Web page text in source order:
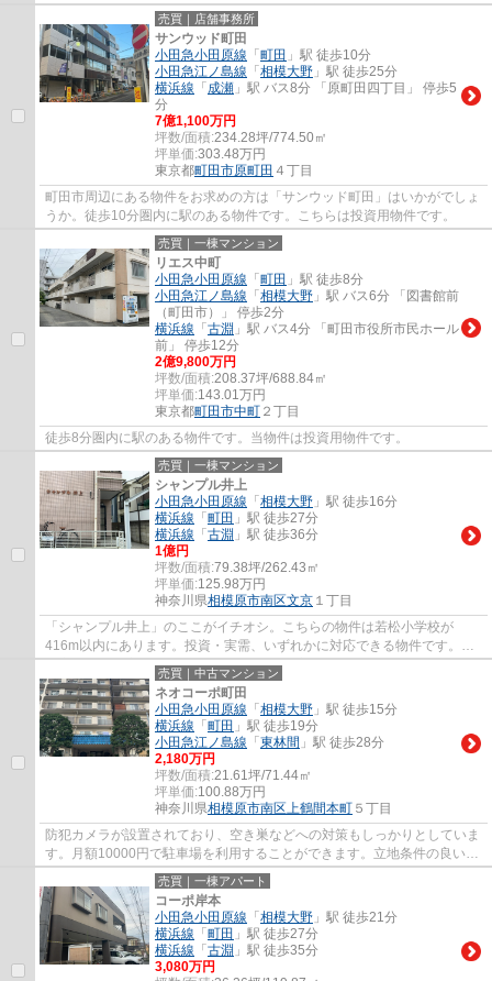
す。バルコニーが付いています。住んでいて心...
売買｜店舗事務所
サンウッド町田
小田急小田原線 「 町田 」駅 徒歩10分
小田急江ノ島線 「 相模大野 」駅 徒歩25分
横浜線 「 成瀬 」駅 バス8分 「原町田四丁目」 停歩5
分
7億1,100万円
坪数/面積:234.28坪/774.50㎡
坪単価:303.48万円
東京都町田市原町田 ４丁目
町田市周辺にある物件をお求めの方は「サンウッド町田」はいかがでしょ
うか。徒歩10分圏内に駅のある物件です。こちらは投資用物件です。
売買｜一棟マンション
リエス中町
小田急小田原線 「 町田 」駅 徒歩8分
小田急江ノ島線 「 相模大野 」駅 バス6分 「図書館前
（町田市）」 停歩2分
横浜線 「 古淵 」駅 バス4分 「町田市役所市民ホール
前」 停歩12分
2億9,800万円
坪数/面積:208.37坪/688.84㎡
坪単価:143.01万円
東京都町田市中町 ２丁目
徒歩8分圏内に駅のある物件です。当物件は投資用物件です。
売買｜一棟マンション
シャンプル井上
小田急小田原線 「 相模大野 」駅 徒歩16分
横浜線 「 町田 」駅 徒歩27分
横浜線 「 古淵 」駅 徒歩36分
1億円
坪数/面積:79.38坪/262.43㎡
坪単価:125.98万円
神奈川県相模原市南区文京 １丁目
「シャンプル井上」のここがイチオシ。こちらの物件は若松小学校が
416m以内にあります。投資・実需、いずれかに対応できる物件です。不
動産が投資に適しているかどうか判断の目安とし...
売買｜中古マンション
ネオコーポ町田
小田急小田原線 「 相模大野 」駅 徒歩15分
横浜線 「 町田 」駅 徒歩19分
小田急江ノ島線 「 東林間 」駅 徒歩28分
2,180万円
坪数/面積:21.61坪/71.44㎡
坪単価:100.88万円
神奈川県相模原市南区上鶴間本町 ５丁目
防犯カメラが設置されており、空き巣などへの対策もしっかりとしていま
す。月額10000円で駐車場を利用することができます。立地条件の良い中
古マンションは生活の質を高めてくれます。...
売買｜一棟アパート
コーポ岸本
小田急小田原線 「 相模大野 」駅 徒歩21分
横浜線 「 町田 」駅 徒歩27分
横浜線 「 古淵 」駅 徒歩35分
3,080万円